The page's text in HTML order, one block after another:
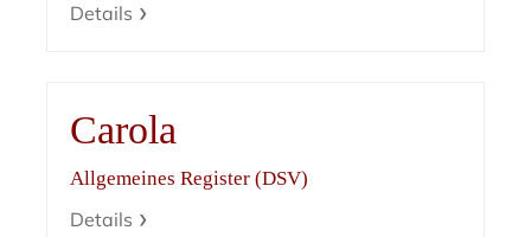
Details
Carola
Allgemeines Register (DSV)
Details